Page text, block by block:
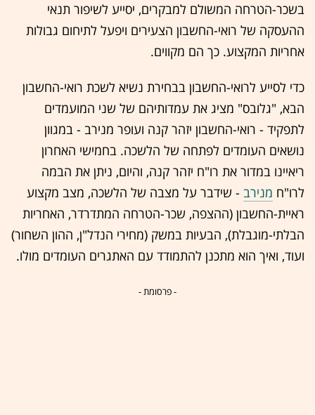
בשכר-הטרחה המשולם למבקרים, יסייע לשיפור תנאי
ההעסקה של רואי-החשבון הצעירים ויפעל לתיחום גבולות
אחריות המקצוע. כך הם מקווים.
כדי לסייע לרואי-החשבון בבחירת נשיא לשכת רואי-החשבון
הבא, "גלובס" מציג את עמדותיהם של שני המועמדים
לתפקיד - רואי-החשבון יזהר קנה ועופר מנירב - במגוון
נושאים העומדים לפתחה של הלשכה. בחמישי האחרון
ריאיינו במדור את רו"ח יזהר קנה, והיום, ניתן את הבמה
לרו"ח מנירב - שידבר על מצבה של הלשכה, מצב מקצוע
ראיית-החשבון (ההצפה, שכר-הטרחה המתדרדר, האחריות
הבלתי-מוגבלת), הבעיות במשק (מחירי הנדל"ן, ההון השחור)
ועוד, ואיך הוא מתכנן להתמודד עם האתגרים העומדים מולו.
- פרסומת -